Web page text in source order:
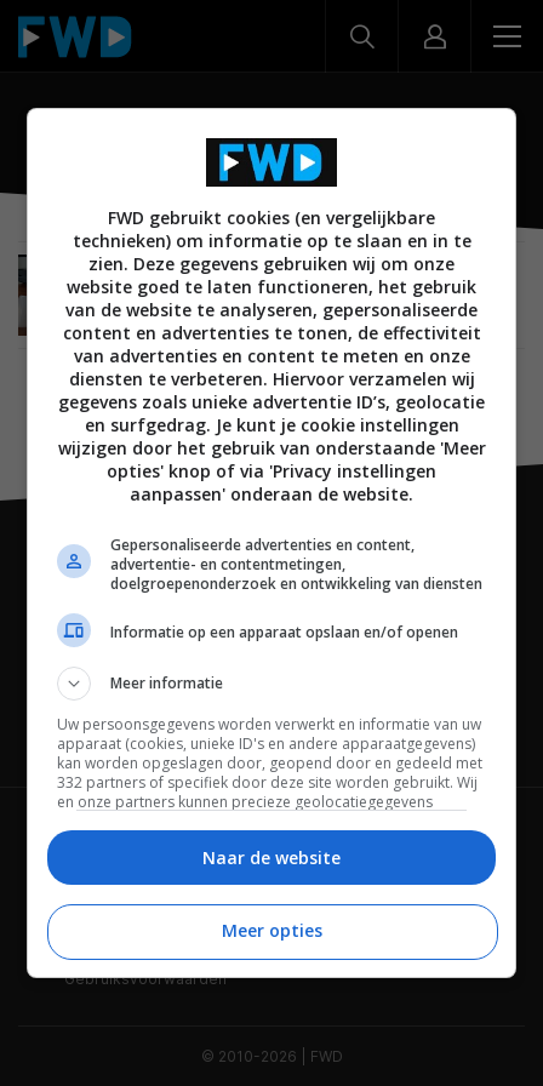
Colour and White
SMARTHOME 26 JANUARI 2019
Review: Lifx Mini Day and Dusk (E27) en Lifx+
Color and White (E27) led lampen
Channels
Wie is FWD Privacybeleid
Adverteren Contact
Gebruiksvoorwaarden
© 2010-2026 | FWD
FWD gebruikt cookies (en vergelijkbare
technieken) om informatie op te slaan en in te
zien. Deze gegevens gebruiken wij om onze
website goed te laten functioneren, het gebruik
van de website te analyseren, gepersonaliseerde
content en advertenties te tonen, de effectiviteit
van advertenties en content te meten en onze
diensten te verbeteren. Hiervoor verzamelen wij
gegevens zoals unieke advertentie ID’s, geolocatie
en surfgedrag. Je kunt je cookie instellingen
wijzigen door het gebruik van onderstaande 'Meer
opties' knop of via 'Privacy instellingen
aanpassen' onderaan de website.
Gepersonaliseerde advertenties en content,
advertentie- en contentmetingen,
doelgroepenonderzoek en ontwikkeling van diensten
Informatie op een apparaat opslaan en/of openen
Meer informatie
Uw persoonsgegevens worden verwerkt en informatie van uw
apparaat (cookies, unieke ID's en andere apparaatgegevens)
kan worden opgeslagen door, geopend door en gedeeld met
332 partners of specifiek door deze site worden gebruikt. Wij
en onze partners kunnen precieze geolocatiegegevens
Bepaalde leveranciers kunnen uw persoonsgegevens
beheren. Zoek onderaan deze pagina of in het sitemenu naar
een link om uw toestemming te beheren of in te trekken via de
privacy- en cookie-instellingen.
Naar de website
Meer opties